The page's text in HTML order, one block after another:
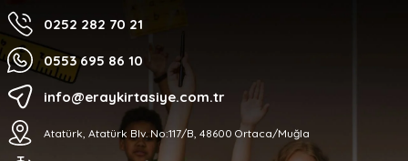
0252 282 70 21
0553 695 86 10
info@eraykirtasiye.com.tr
Atatürk, Atatürk Blv. No:117/B, 48600 Ortaca/Muğla